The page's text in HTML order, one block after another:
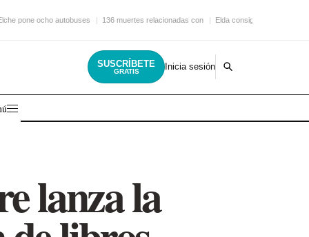
pone ocho autobuses 136 muertes relacionadas con Elda consigue una nueva
SUSCRÍBETE
GRATIS Inicia sesión
lanza la